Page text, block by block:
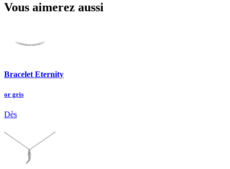
Vous aimerez aussi
Bracelet Eternity
or gris
Dès